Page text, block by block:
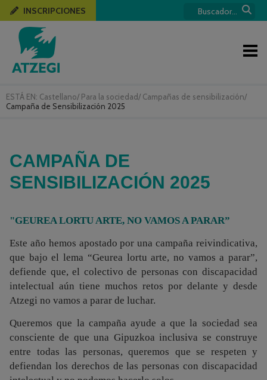
ESTÁ EN: Castellano/ Para la sociedad/ Campañas de sensibilización/
Campaña de Sensibilización 2025
INSCRIPCIONES
CAMPAÑA DE
SENSIBILIZACIÓN 2025
"GEUREA LORTU ARTE, NO VAMOS A PARAR”
Este año hemos apostado por una campaña reivindicativa,
que bajo el lema “Geurea lortu arte, no vamos a parar”,
defiende que, el colectivo de personas con discapacidad
intelectual aún tiene muchos retos por delante y desde
Atzegi no vamos a parar de luchar.
Queremos que la campaña ayude a que la sociedad sea
consciente de que una Gipuzkoa inclusiva se construye
entre todas las personas, queremos que se respeten y
defiendan los derechos de las personas con discapacidad